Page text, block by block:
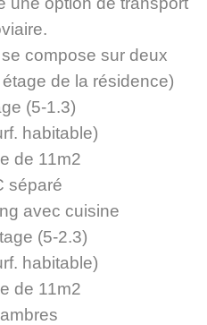
compose sur deux
de la résidence)
(5-1.3)
habitable)
de 11m2
séparé
avec cuisine
(5-2.3)
habitable)
de 11m2